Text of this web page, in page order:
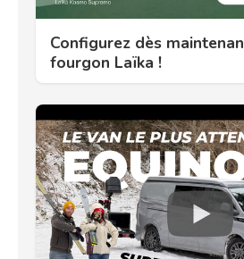
Configurez dès
fourgon Laïka !